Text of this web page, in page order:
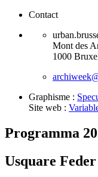
Contact
Mont des
1000
Graphisme :
Site web :
Programma
Usquare Feder